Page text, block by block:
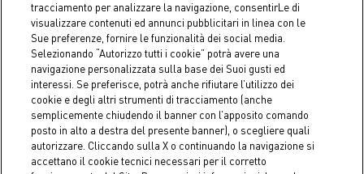
Coin S.p.A. C.F./P.IVA 04391480276, capitale sociale 10.123.282,23
Euro i.v.
tracciamento per analizzare la navigazione, consentirLe di
visualizzare contenuti ed annunci pubblicitari in linea con le
Sue preferenze, fornire le funzionalità dei social media.
Selezionando “Autorizzo tutti i cookie” potrà avere una
navigazione personalizzata sulla base dei Suoi gusti ed
interessi. Se preferisce, potrà anche rifiutare l’utilizzo dei
cookie e degli altri strumenti di tracciamento (anche
semplicemente chiudendo il banner con l’apposito comando
posto in alto a destra del presente banner), o scegliere quali
autorizzare. Cliccando sulla X o continuando la navigazione si
accettano il cookie tecnici necessari per il corretto